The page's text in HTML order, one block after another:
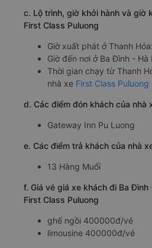
c. Lộ trình, giờ khởi hành và giờ
First Class Puluong
Giờ xuất phát ở Thanh
Giờ đến nơi ở Ba Đình - Hà
Thời gian chạy từ Thanh
nhà xe First Class Puluong
d. Các điểm đón khách của nhà
Gateway Inn Pu Luong
e. Các điểm trả khách của nhà
13 Hàng Muối
f. Giá vé giá xe khách đi Ba Đình
First Class Puluong
ghế ngồi 400000đ/vé
limousine 400000đ/vé